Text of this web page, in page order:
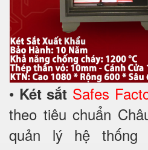
• Két sắt Safes
theo tiêu chuẩn
quản lý hệ thống